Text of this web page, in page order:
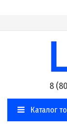
8
Каталог